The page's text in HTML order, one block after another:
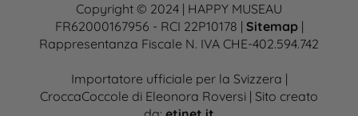
Copyright © 2024 | HAPPY MUSEAU
FR62000167956 - RCI 22P10178 | Sitemap|
Rappresentanza Fiscale N. IVA CHE-402.594.742
Importatore ufficiale per la Svizzera |
CroccaCoccole di Eleonora Roversi | Sito creato